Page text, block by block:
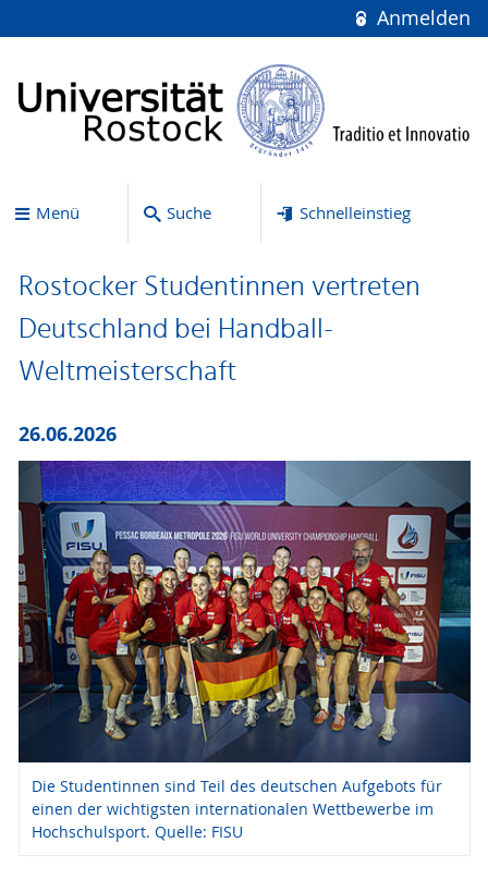
Anmelden
Menü Suche Schnelleinstieg
Rostocker Studentinnen vertreten
Deutschland bei Handball-
Weltmeisterschaft
26.06.2026
Die Studentinnen sind Teil des deutschen Aufgebots für
einen der wichtigsten internationalen Wettbewerbe im
Hochschulsport. Quelle: FISU